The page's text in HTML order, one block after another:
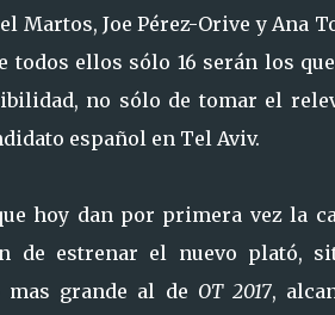
Martos, Joe Pérez-Orive y Ana
todos ellos sólo 16 serán los
no sólo de tomar el
español en Tel Aviv.
hoy dan por primera vez la
de estrenar el nuevo plató,
mas grande al de OT 2017,